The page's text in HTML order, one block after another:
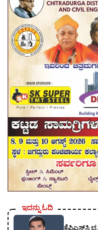
ಇದನ್ನು ಓದಿ
ಕೆಪಿಎಸ್‍ಸಿ